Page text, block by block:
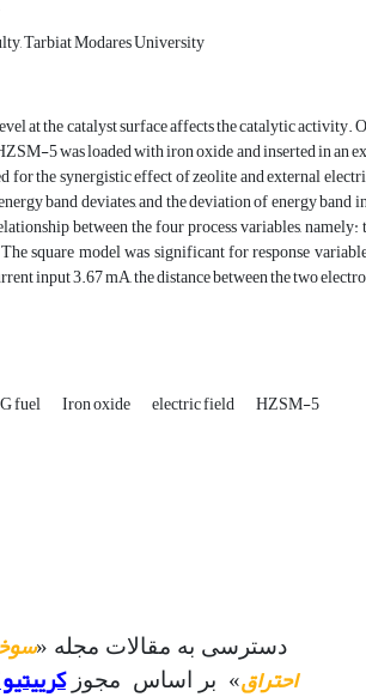
Tarbiat Modares University
at the catalyst surface affects the catalytic
5 was loaded with iron oxide and inserted in
for the synergistic effect of zeolite and external
band deviates, and the deviation of energy
between the four process variables,
square model was significant for response
input 3.67 mA, the distance between the two
fuel Iron oxide electric field HZSM-5
دسترسی به مقالات مجله «
احتراق» بر اساس مجوز